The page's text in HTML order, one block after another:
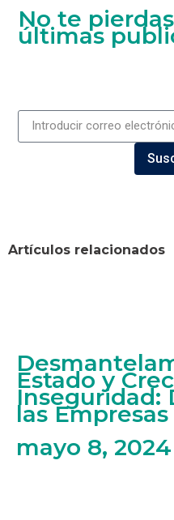
No te
últimas
Artículos relacionados
Estado y
Inseguridad:
las
mayo 8, 2024